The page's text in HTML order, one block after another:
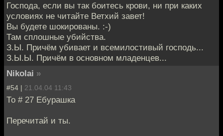
Господа, если вы так боитесь крови, ни при каких
условиях не читайте Ветхий завет!
Вы будете шокированы. :-)
Там сплошные убийства.
З.Ы. Причём убивает и всемилостивый господь...
З.Ы.Ы. Причём в основном младенцев...
Nikolai »
#54 | 21.04.04 11:43
То # 27 Ебурашка
Перечитай и ты.